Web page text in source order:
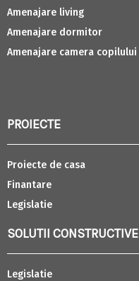
Amenajare living
Amenajare dormitor
Amenajare camera copilului
PROIECTE
Proiecte de casa
Finantare
Legislatie
SOLUTII CONSTRUCTIVE
Legislatie